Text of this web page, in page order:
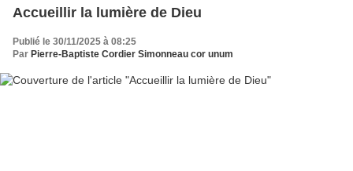
Accueillir la lumière de Dieu
Publié le 30/11/2025 à 08:25
Par Pierre-Baptiste Cordier Simonneau cor unum